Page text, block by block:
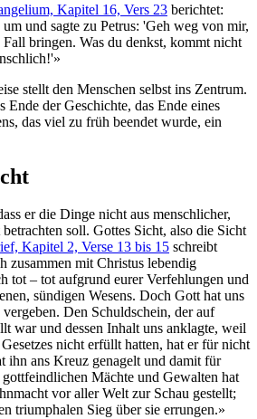
Kapitel 16, Vers 23 berichtet:
und sagte zu Petrus: 'Geh weg von mir,
bringen. Was du denkst, kommt nicht
stellt den Menschen selbst ins Zentrum.
Ende der Geschichte, das Ende eines
das viel zu früh beendet wurde, ein
er die Dinge nicht aus menschlicher,
soll. Gottes Sicht, also die Sicht
Kapitel 2, Verse 13 bis 15 schreibt
zusammen mit Christus lebendig
tot – tot aufgrund eurer Verfehlungen und
sündigen Wesens. Doch Gott hat uns
Den Schuldschein, der auf
war und dessen Inhalt uns anklagte, weil
nicht erfüllt hatten, hat er für nicht
ihn ans Kreuz genagelt und damit für
Mächte und Gewalten hat
vor aller Welt zur Schau gestellt;
triumphalen Sieg über sie errungen.»